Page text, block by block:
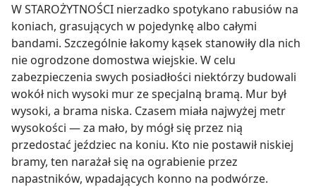
W STAROŻYTNOŚCI nierzadko spotykano rabusiów na
koniach, grasujących w pojedynkę albo całymi
bandami. Szczególnie łakomy kąsek stanowiły dla nich
nie ogrodzone domostwa wiejskie. W celu
zabezpieczenia swych posiadłości niektórzy budowali
wokół nich wysoki mur ze specjalną bramą. Mur był
wysoki, a brama niska. Czasem miała najwyżej metr
wysokości — za mało, by mógł się przez nią
przedostać jeździec na koniu. Kto nie postawił niskiej
bramy, ten narażał się na ograbienie przez
napastników, wpadających konno na podwórze.